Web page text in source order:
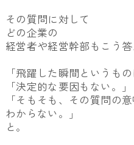
その質問に対して
どの企業の
経営者や経営幹部もこう答
「飛躍した瞬間というもの
「決定的な要因もない。」
「そもそも、その質問の
わからない。」
と。